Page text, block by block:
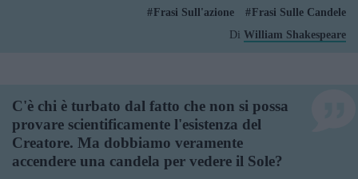
Frasi Sull'azione
Frasi Sulle Candele
Di William Shakespeare
C'è chi è turbato dal fatto che non si possa
provare scientificamente l'esistenza del
Creatore. Ma dobbiamo veramente
accendere una candela per vedere il Sole?